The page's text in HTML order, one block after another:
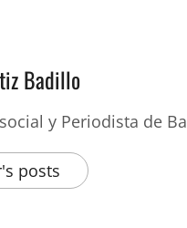
Badillo
y Periodista de
posts